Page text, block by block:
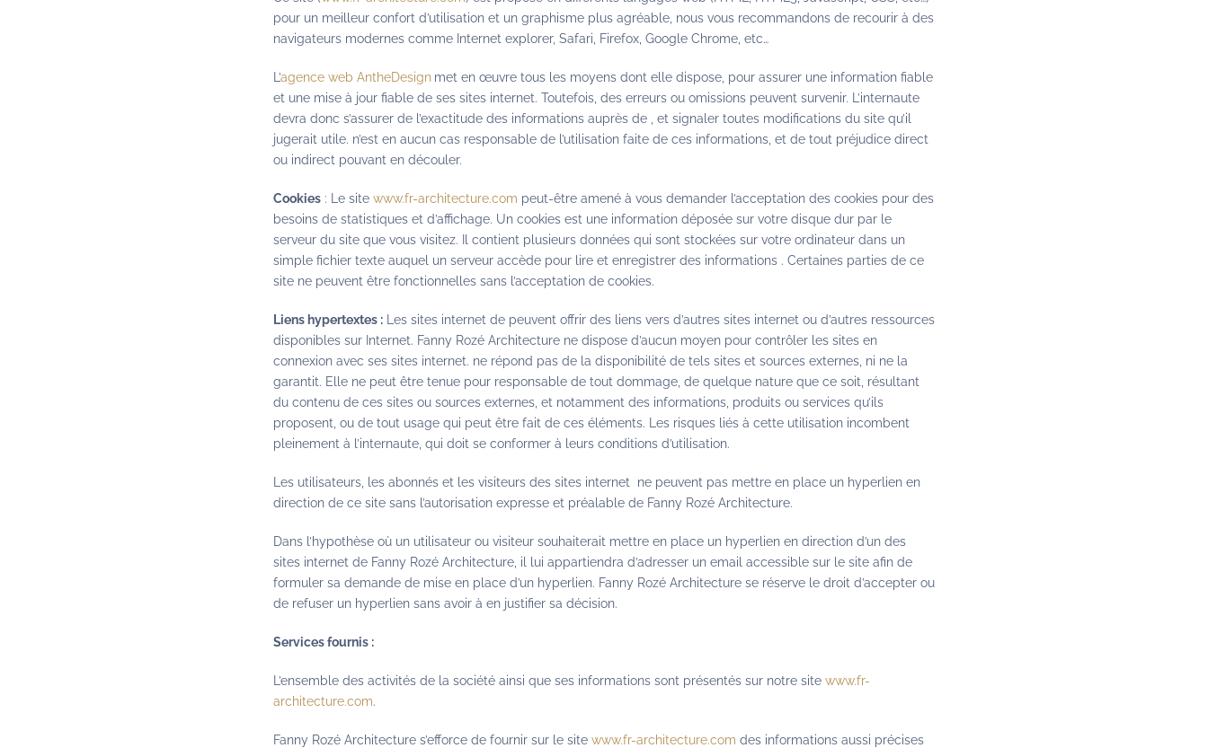
pour un meilleur confort d’utilisation et un graphisme plus agréable, nous vous recommandons de recourir à des
navigateurs modernes comme Internet explorer, Safari, Firefox, Google Chrome, etc…
L’agence web AntheDesign met en œuvre tous les moyens dont elle dispose, pour assurer une information fiable
et une mise à jour fiable de ses sites internet. Toutefois, des erreurs ou omissions peuvent survenir. L’internaute
devra donc s’assurer de l’exactitude des informations auprès de , et signaler toutes modifications du site qu’il
jugerait utile. n’est en aucun cas responsable de l’utilisation faite de ces informations, et de tout préjudice direct
ou indirect pouvant en découler.
Cookies : Le site www.fr-architecture.com peut-être amené à vous demander l’acceptation des cookies pour des
besoins de statistiques et d’affichage. Un cookies est une information déposée sur votre disque dur par le
serveur du site que vous visitez. Il contient plusieurs données qui sont stockées sur votre ordinateur dans un
simple fichier texte auquel un serveur accède pour lire et enregistrer des informations . Certaines parties de ce
site ne peuvent être fonctionnelles sans l’acceptation de cookies.
Liens hypertextes : Les sites internet de peuvent offrir des liens vers d’autres sites internet ou d’autres ressources
disponibles sur Internet. Fanny Rozé Architecture ne dispose d’aucun moyen pour contrôler les sites en
connexion avec ses sites internet. ne répond pas de la disponibilité de tels sites et sources externes, ni ne la
garantit. Elle ne peut être tenue pour responsable de tout dommage, de quelque nature que ce soit, résultant
du contenu de ces sites ou sources externes, et notamment des informations, produits ou services qu’ils
proposent, ou de tout usage qui peut être fait de ces éléments. Les risques liés à cette utilisation incombent
pleinement à l’internaute, qui doit se conformer à leurs conditions d’utilisation.
Les utilisateurs, les abonnés et les visiteurs des sites internet ne peuvent pas mettre en place un hyperlien en
direction de ce site sans l’autorisation expresse et préalable de Fanny Rozé Architecture.
Dans l’hypothèse où un utilisateur ou visiteur souhaiterait mettre en place un hyperlien en direction d’un des
sites internet de Fanny Rozé Architecture, il lui appartiendra d’adresser un email accessible sur le site afin de
formuler sa demande de mise en place d’un hyperlien. Fanny Rozé Architecture se réserve le droit d’accepter ou
de refuser un hyperlien sans avoir à en justifier sa décision.
Services fournis :
L’ensemble des activités de la société ainsi que ses informations sont présentés sur notre site www.fr-
architecture.com.
Fanny Rozé Architecture s’efforce de fournir sur le site www.fr-architecture.com des informations aussi précises